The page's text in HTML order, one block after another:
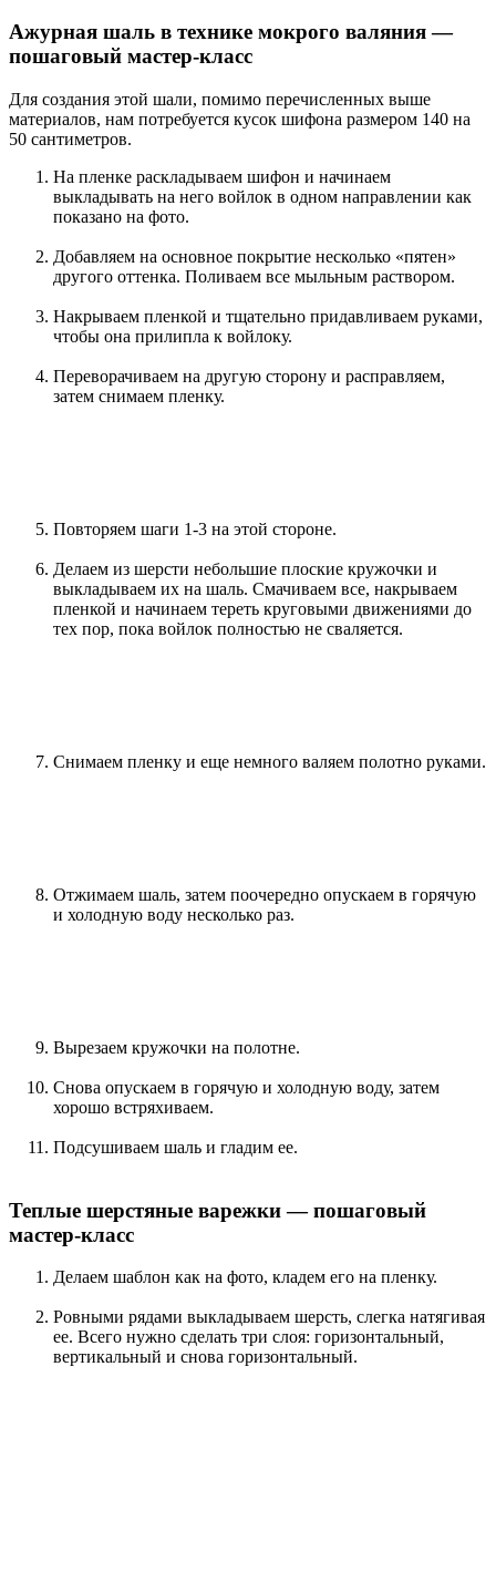
Ажурная шаль в технике мокрого валяния —
пошаговый мастер-класс
Для создания этой шали, помимо перечисленных выше
материалов, нам потребуется кусок шифона размером 140 на
50 сантиметров.
На пленке раскладываем шифон и начинаем
выкладывать на него войлок в одном направлении как
показано на фото.
Добавляем на основное покрытие несколько «пятен»
другого оттенка. Поливаем все мыльным раствором.
Накрываем пленкой и тщательно придавливаем руками,
чтобы она прилипла к войлоку.
Переворачиваем на другую сторону и расправляем,
затем снимаем пленку.
Повторяем шаги 1-3 на этой стороне.
Делаем из шерсти небольшие плоские кружочки и
выкладываем их на шаль. Смачиваем все, накрываем
пленкой и начинаем тереть круговыми движениями до
тех пор, пока войлок полностью не сваляется.
Снимаем пленку и еще немного валяем полотно руками.
Отжимаем шаль, затем поочередно опускаем в горячую
и холодную воду несколько раз.
Вырезаем кружочки на полотне.
Снова опускаем в горячую и холодную воду, затем
хорошо встряхиваем.
Подсушиваем шаль и гладим ее.
Теплые шерстяные варежки — пошаговый
мастер-класс
Делаем шаблон как на фото, кладем его на пленку.
Ровными рядами выкладываем шерсть, слегка натягивая
ее. Всего нужно сделать три слоя: горизонтальный,
вертикальный и снова горизонтальный.